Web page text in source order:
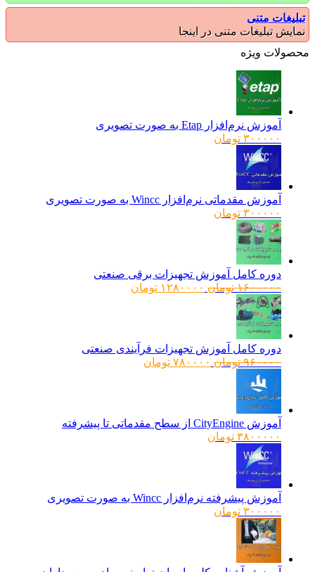
متنی
تبلیغات متنی در اینجا
ویژه
آموزش نرم‌افزار Etap به صورت تصویری
۳۰۰۰۰۰ تومان
آموزش مقدماتی نرم‌افزار Wincc به صورت تصویری
۳۰۰۰۰۰ تومان
دوره کامل آموزش تجهیزات برقی صنعتی
۱۶۰۰۰۰۰ تومانقیمت
۱۲۸۰۰۰۰ تومانقیمت
دوره کامل آموزش تجهیزات فرآیندی صنعتی
۹۶۰۰۰۰ تومانقیمت
۷۸۰۰۰۰ تومانقیمت
آموزش CityEngine از سطح مقدماتی تا پیشرفته
۳۸۰۰۰۰۰ تومان
آموزش پیشرفته نرم‌افزار Wincc به صورت تصویری
۳۰۰۰۰۰ تومان